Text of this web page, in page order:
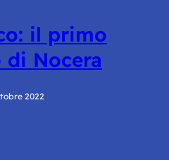
il primo
di Nocera
2022